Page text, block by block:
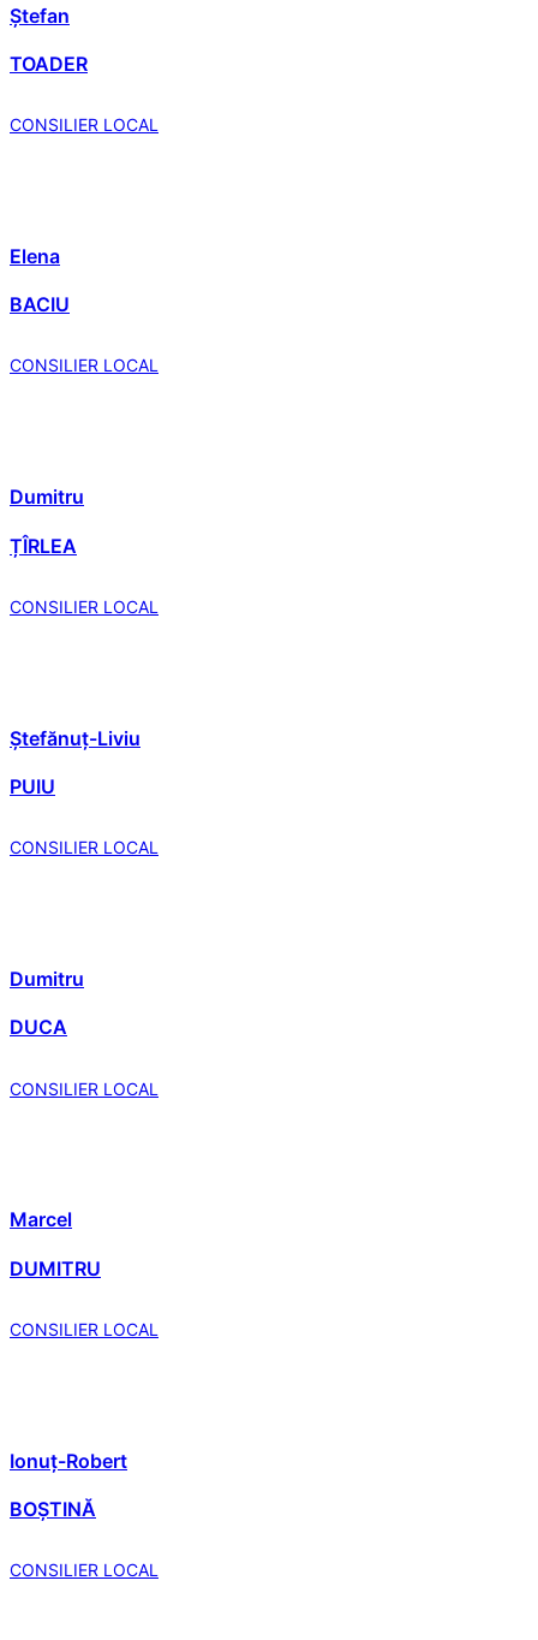
Ștefan
TOADER
CONSILIER LOCAL
Elena
BACIU
CONSILIER LOCAL
Dumitru
ȚÎRLEA
CONSILIER LOCAL
Ștefănuț-Liviu
PUIU
CONSILIER LOCAL
Dumitru
DUCA
CONSILIER LOCAL
Marcel
DUMITRU
CONSILIER LOCAL
Ionuț-Robert
BOȘTINĂ
CONSILIER LOCAL